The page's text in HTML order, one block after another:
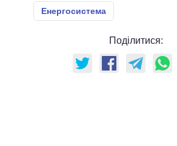
Енергосистема
Поділитися: